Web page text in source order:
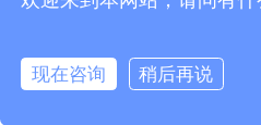
消息现在咨询 稍后再说